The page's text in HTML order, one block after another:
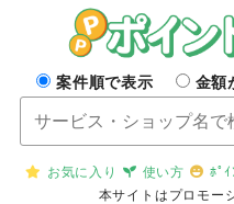
案件順で表示 金額
お気に入り 使い方
ﾎﾟ
本サイトはプロモー